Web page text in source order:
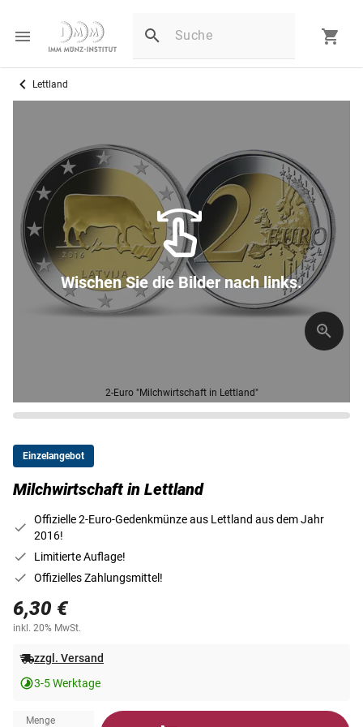
Lettland
2-Euro "Milchwirtschaft in Lettland"
Wischen Sie die Bilder nach links.
Einzelangebot
Milchwirtschaft in Lettland
Offizielle 2-Euro-Gedenkmünze aus Lettland aus dem Jahr
2016!
Limitierte Auflage!
Offizielles Zahlungsmittel!
6,30 €
inkl. 20% MwSt.
zzgl. Versand
3-5 Werktage
Menge